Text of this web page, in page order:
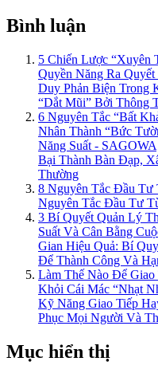
Bình luận
5 Chiến Lược “Xuyên
Quyền Năng Ra
Duy Phản Biện Trong
“Dắt Mũi” Bởi Thông
6 Nguyên Tắc “Bất
Nhân Thành “Bức
Năng Suất - SAGOWA
Bại Thành Bàn Đạp,
Thường
8 Nguyên Tắc Đầu Tư
Nguyên Tắc Đầu Tư
3 Bí Quyết Quản Lý
Suất Và Cân Bằng
Gian Hiệu Quả: Bí
Để Thành Công Và
Làm Thế Nào Để
Khỏi Cái Mác “Nhạt
Kỹ Năng Giao Tiếp
Phục Mọi Người Và
Mục hiển thị